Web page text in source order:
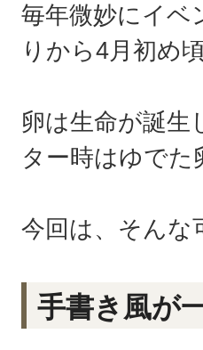
毎年微妙にイベ
りから4月初め
卵は生命が誕生
ター時はゆで
今回は、そんな
手書き風が